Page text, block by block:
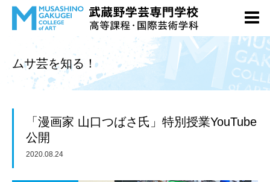
ムサ芸を知る！
「漫画家 山口つばさ氏」特別授業YouTube
公開
2020.08.24